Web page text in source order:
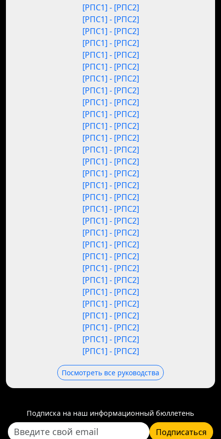
[РПС1] - [РПС2]
[РПС1] - [РПС2]
[РПС1] - [РПС2]
[РПС1] - [РПС2]
[РПС1] - [РПС2]
[РПС1] - [РПС2]
[РПС1] - [РПС2]
[РПС1] - [РПС2]
[РПС1] - [РПС2]
[РПС1] - [РПС2]
[РПС1] - [РПС2]
[РПС1] - [РПС2]
[РПС1] - [РПС2]
[РПС1] - [РПС2]
[РПС1] - [РПС2]
[РПС1] - [РПС2]
[РПС1] - [РПС2]
[РПС1] - [РПС2]
[РПС1] - [РПС2]
[РПС1] - [РПС2]
[РПС1] - [РПС2]
[РПС1] - [РПС2]
[РПС1] - [РПС2]
[РПС1] - [РПС2]
[РПС1] - [РПС2]
[РПС1] - [РПС2]
[РПС1] - [РПС2]
[РПС1] - [РПС2]
[РПС1] - [РПС2]
[РПС1] - [РПС2]
Посмотреть все руководства
Подписка на наш информационный бюллетень
Подписаться